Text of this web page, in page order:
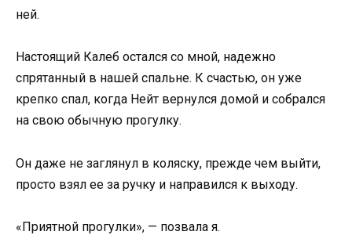
ней.
Настоящий Калеб остался со мной, надежно
спрятанный в нашей спальне. К счастью, он уже
крепко спал, когда Нейт вернулся домой и собрался
на свою обычную прогулку.
Он даже не заглянул в коляску, прежде чем выйти,
просто взял ее за ручку и направился к выходу.
«Приятной прогулки», — позвала я.